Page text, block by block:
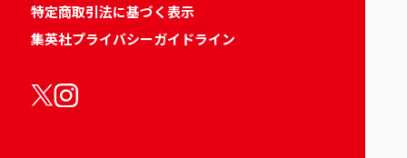
特定商取引法に基づく表示
集英社プライバシーガイドライン